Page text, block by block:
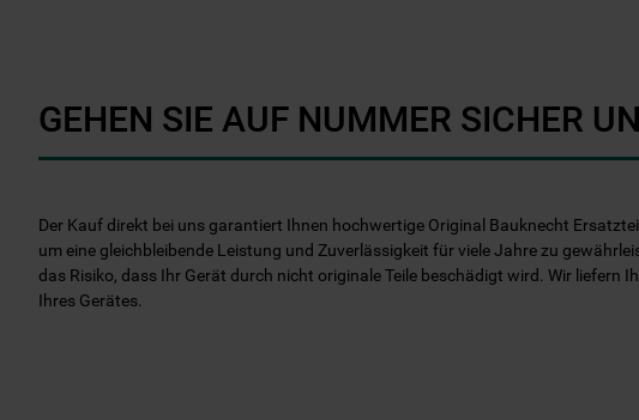
GEHEN SIE AUF NUMMER SICHER
Der Kauf direkt bei uns garantiert Ihnen hochwertige Original Bauknecht
um eine gleichbleibende Leistung und Zuverlässigkeit für viele Jahre zu
das Risiko, dass Ihr Gerät durch nicht originale Teile beschädigt wird. Wir
Ihres Gerätes.